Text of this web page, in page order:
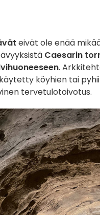
eivät ole enää
Caesarin
.
köyhien tai
tervetulotoivotus.